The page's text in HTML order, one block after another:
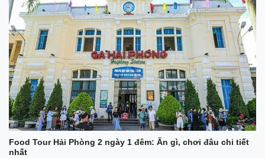
Food Tour Hải Phòng 2 ngày 1 đêm: Ăn gì, chơi đâu chi tiết
nhất